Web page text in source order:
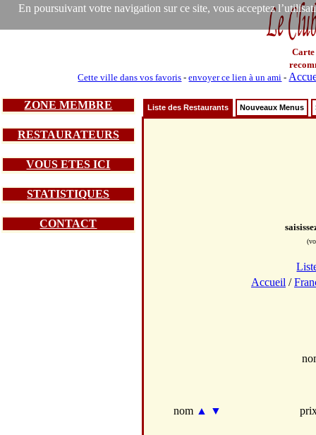
En poursuivant votre navigation sur ce site, vous acceptez
Carte
Cette ville dans vos favoris -envoyer ce lien à un ami -
ZONE MEMBRE
RESTAURATEURS
VOUS ETES ICI
STATISTIQUES
CONTACT
Liste des Restaurants Nouveaux Menus
Accueil /
nom ▲ ▼